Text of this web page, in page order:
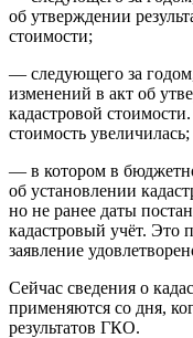
об утверждении
стоимости;
— следующего за
изменений в акт об
кадастровой
стоимость увеличилась;
— в котором в
об установлении
но не ранее даты
кадастровый учёт. Это
заявление
Сейчас сведения о
применяются со дня,
результатов ГКО.